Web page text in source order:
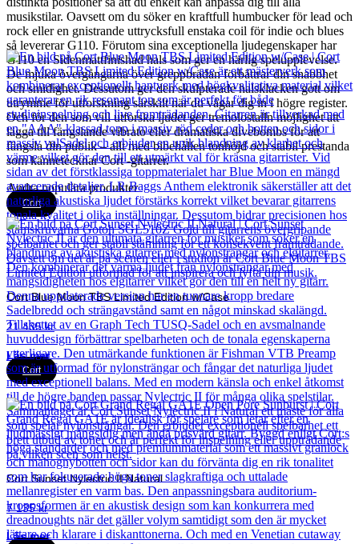
musikstilar. Oavsett om du söker en kraftfull humbucker för lead och
rock eller en gnistrande uttrycksfull enstaka coil för indie och blues
så levererar G110. Förutom sina exceptionella ljudegenskaper har
G110 en Sidenmattfinishad hals som ger en härlig spelupplevelse.
De mjuka övergångarna över greppbrädan förbättrar din snabbhet
och smidighet. Dessutom ger den skulpterade halsklacken gott om
utrymme för utforskning särskilt när du vågar dig in i högre register.
Och för den som vill utforska ljudet ger tremolostalln möjlighet att
lägga till fängslande vibrato eller dramatiska divebombs för att
fängsla din publik – allt med bibehållen tonhöjd och stabil prestanda
som kännetecknar Cort -gitarrer.
Andra populära produkter
Cort
Cort Blue Moon TBS Limited Edition w/Case
21 435kr
Läs mer
Cort
Cort Sunset Nylectric II Natural
7 135kr
Läs mer